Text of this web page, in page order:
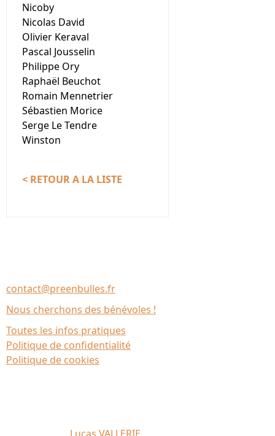
Nicoby
Nicolas David
Olivier Keraval
Pascal Jousselin
Philippe Ory
Raphaël Beuchot
Romain Mennetrier
Sébastien Morice
Serge Le Tendre
Winston
< RETOUR A LA LISTE
contact@preenbulles.fr
Nous cherchons des bénévoles !
Toutes les infos pratiques
Politique de confidentialité
Politique de cookies